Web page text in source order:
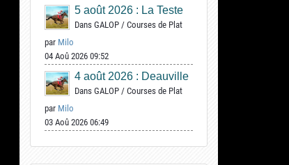
5 août 2026 : La Teste
Dans GALOP / Courses de Plat
par Milo
04 Aoû 2026 09:52
4 août 2026 : Deauville
Dans GALOP / Courses de Plat
par Milo
03 Aoû 2026 06:49